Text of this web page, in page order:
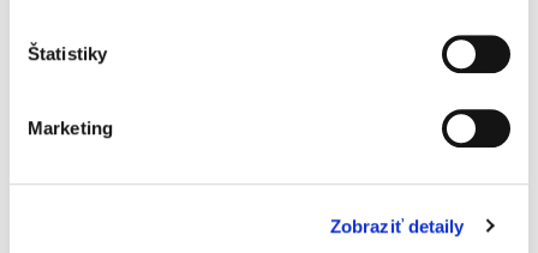
Štatistiky
Marketing
Zobraziť detaily
122,86 €
komentár obsahuje vnútroštátny a tiež
európsky pohľad na problematiku bankovej
odborníkov rozmanitej...